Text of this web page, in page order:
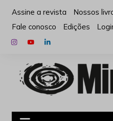
para
conteúdo
Assine a revista Nossos
Fale conosco
Edições